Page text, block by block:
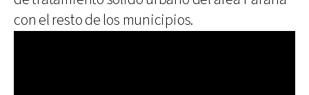
con el resto de los municipios.